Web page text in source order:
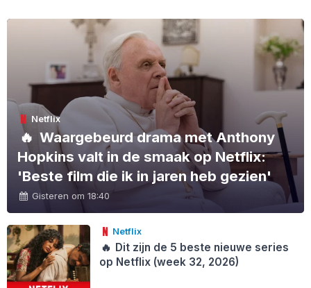
Netflix
🔥 Waargebeurd drama met Anthony
Hopkins valt in de smaak op Netflix:
'Beste film die ik in jaren heb gezien'
Gisteren om 18:40
Netflix
🔥 Dit zijn de 5 beste nieuwe series
op Netflix (week 32, 2026)